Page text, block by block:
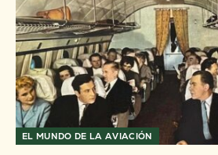
EL MUNDO DE LA AVIACIÓN